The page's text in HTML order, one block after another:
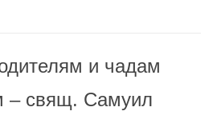
и чадам
– cвящ. Самуил